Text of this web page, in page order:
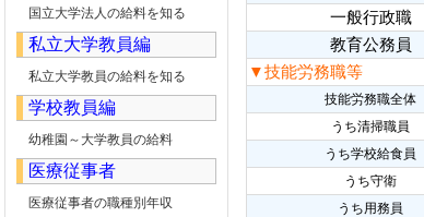
一般行政職
教育公務員
▼技能労務職等
技能労務職全体
うち清掃職員
うち学校給食員
うち守衛
うち用務員
国立大学法人の給料を知る
私立大学教員編
私立大学教員の給料を知る
学校教員編
幼稚園～大学教員の給料
医療従事者
医療従事者の職種別年収